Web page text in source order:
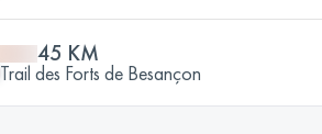
45 KM
Trail des Forts de Besançon